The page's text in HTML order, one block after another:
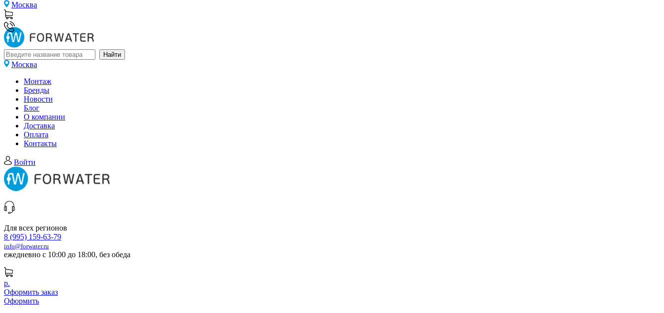
Москва
Москва
Монтаж
Бренды
Новости
Блог
О компании
Доставка
Оплата
Контакты
Войти
Для всех регионов
8 (995) 159-63-79
info@forwater.ru
ежедневно с 10:00 до 18:00, без обеда
р.
Оформить заказ
Оформить